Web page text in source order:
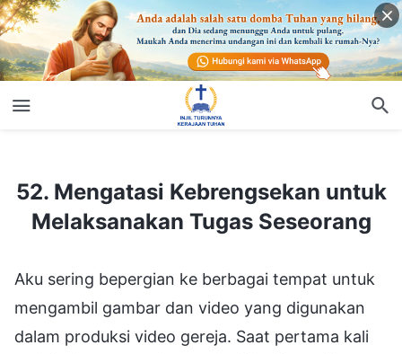
52. Mengatasi Kebrengsekan untuk
Melaksanakan Tugas Seseorang
Aku sering bepergian ke berbagai tempat untuk
mengambil gambar dan video yang digunakan
dalam produksi video gereja. Saat pertama kali